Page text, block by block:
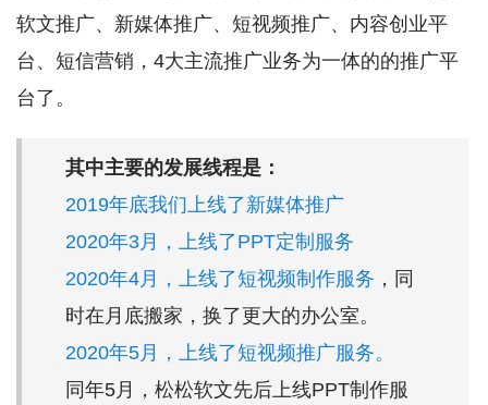
软文推广、新媒体推广、短视频推广、内容创业平
台、短信营销，4大主流推广业务为一体的的推广平
台了。
其中主要的发展线程是：
2019年底我们上线了新媒体推广
2020年3月，上线了PPT定制服务
2020年4月，上线了短视频制作服务 ，同
时在月底搬家，换了更大的办公室。
2020年5月，上线了短视频推广服务。
同年5月，松松软文先后上线PPT制作服